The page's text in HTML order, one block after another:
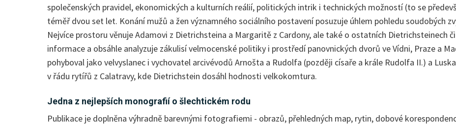
společenských pravidel, ekonomických a kulturních reálií, politických intrik i technických možností (to se
téměř dvou set let. Konání mužů a žen významného sociálního postavení posuzuje úhlem pohledu soudobých
Nejvíce prostoru věnuje Adamovi z Dietrichsteina a Margaritě z Cardony, ale také o ostatních Dietrichsteinech
informace a obsáhle analyzuje zákulisí velmocenské politiky i prostředí panovnických dvorů ve Vídni, Praze a
pohyboval jako velvyslanec i vychovatel arcivévodů Arnošta a Rudolfa (později císaře a krále Rudolfa II.) a
v řádu rytířů z Calatravy, kde Dietrichstein dosáhl hodnosti velkokomtura.
Jedna z nejlepších monografií o šlechtickém rodu
Publikace je doplněna výhradně barevnými fotografiemi - obrazů, přehledných map, rytin, dobové